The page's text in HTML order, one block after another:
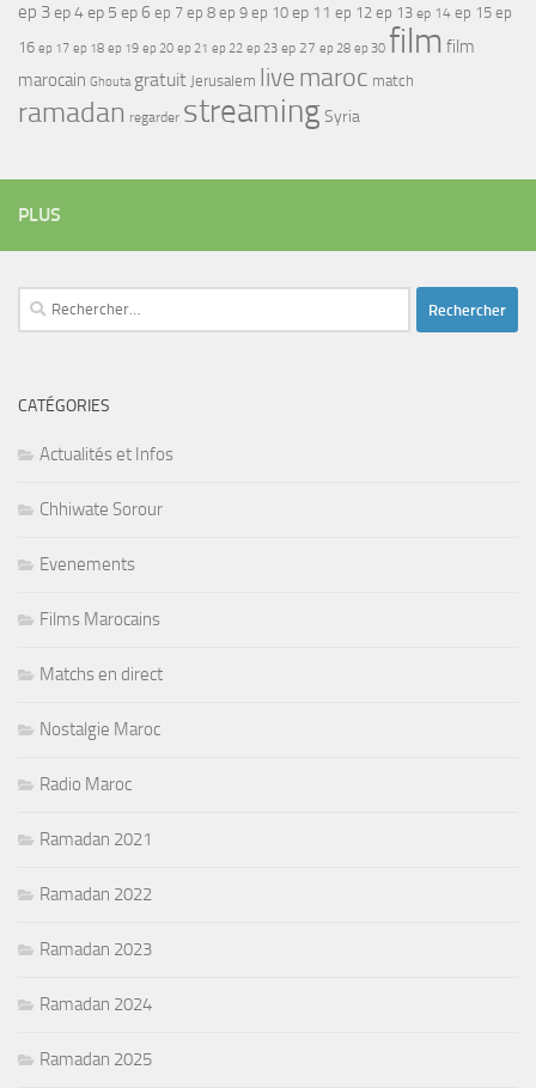
ep 3ep 4ep 5 ep 6 ep 7 ep 8 ep 9 ep 10 ep 11 ep 12 ep 13 ep 14 ep 15 ep
16 ep 17 ep 18 ep 19 ep 20 ep 21 ep 22 ep 23 ep 27 ep 28 ep 30 film film
marocain Ghouta gratuit Jerusalem live maroc match
ramadan regarder streamingSyria
PLUS
Rechercher :
CATÉGORIES
Actualités et Infos
Chhiwate Sorour
Evenements
Films Marocains
Matchs en direct
Nostalgie Maroc
Radio Maroc
Ramadan 2021
Ramadan 2022
Ramadan 2023
Ramadan 2024
Ramadan 2025